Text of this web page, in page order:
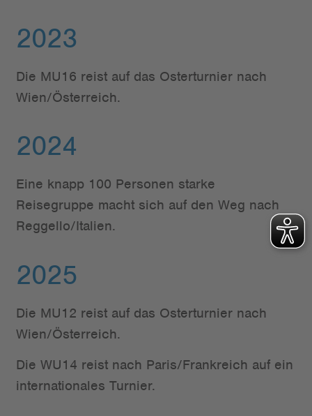
2023
Die MU16 reist auf das Osterturnier nach
Wien/Österreich.
2024
Eine knapp 100 Personen starke
Reisegruppe macht sich auf den Weg nach
Reggello/Italien.
2025
Die MU12 reist auf das Osterturnier nach
Wien/Österreich.
Die WU14 reist nach Paris/Frankreich auf ein
internationales Turnier.